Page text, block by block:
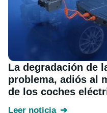
La degradación de
problema, adiós al
de los coches
Leer noticia